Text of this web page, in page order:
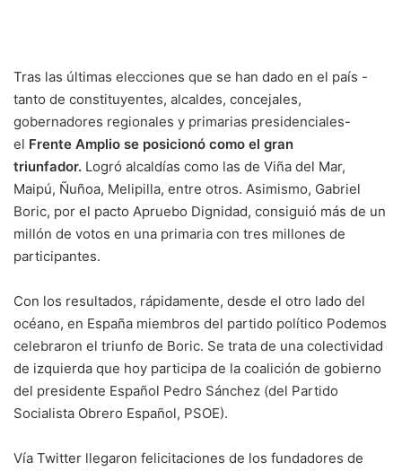
Tras las últimas elecciones que se han dado en el país -
tanto de constituyentes, alcaldes, concejales,
gobernadores regionales y primarias presidenciales-
el Frente Amplio se posicionó como el gran
triunfador. Logró alcaldías como las de Viña del Mar,
Maipú, Ñuñoa, Melipilla, entre otros. Asimismo, Gabriel
Boric, por el pacto Apruebo Dignidad, consiguió más de un
millón de votos en una primaria con tres millones de
participantes.
Con los resultados, rápidamente, desde el otro lado del
océano, en España miembros del partido político Podemos
celebraron el triunfo de Boric. Se trata de una colectividad
de izquierda que hoy participa de la coalición de gobierno
del presidente Español Pedro Sánchez (del Partido
Socialista Obrero Español, PSOE).
Vía Twitter llegaron felicitaciones de los fundadores de